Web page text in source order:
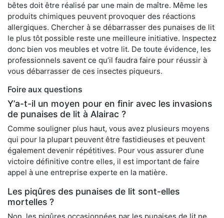
bêtes doit être réalisé par une main de maître. Même les
produits chimiques peuvent provoquer des réactions
allergiques. Chercher à se débarrasser des punaises de lit
le plus tôt possible reste une meilleure initiative. Inspectez
donc bien vos meubles et votre lit. De toute évidence, les
professionnels savent ce qu’il faudra faire pour réussir à
vous débarrasser de ces insectes piqueurs.
Foire aux questions
Y’a-t-il un moyen pour en finir avec les invasions
de punaises de lit à Alairac ?
Comme souligner plus haut, vous avez plusieurs moyens
qui pour la plupart peuvent être fastidieuses et peuvent
également devenir répétitives. Pour vous assurer d’une
victoire définitive contre elles, il est important de faire
appel à une entreprise experte en la matière.
Les piqûres des punaises de lit sont-elles
mortelles ?